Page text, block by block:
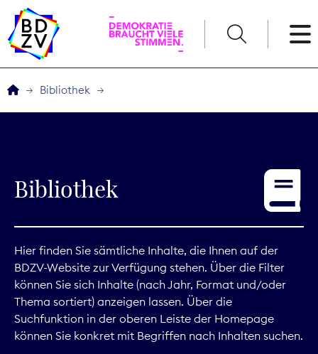
Service
Digitales
Kommunikation
Marktdaten
Bibliothek
Bibliothek
Hier finden Sie sämtliche Inhalte, die Ihnen auf der
BDZV-Website zur Verfügung stehen. Über die Filter
können Sie sich Inhalte (nach Jahr, Format und/oder
Thema sortiert) anzeigen lassen. Über die
Suchfunktion in der oberen Leiste der Homepage
können Sie konkret mit Begriffen nach Inhalten suchen.